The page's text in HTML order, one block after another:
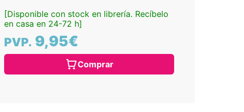
[Disponible con stock en librería. Recíbelo
en casa en 24-72 h]
PVP. 9,95€
Comprar